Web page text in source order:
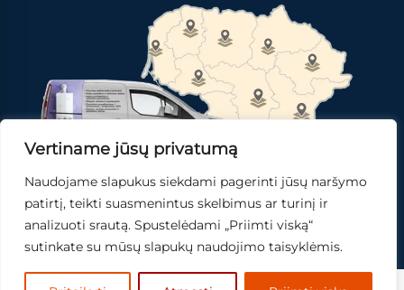
Vertiname jūsų privatumą
Naudojame slapukus siekdami pagerinti jūsų naršymo
patirtį, teikti suasmenintus skelbimus ar turinį ir
analizuoti srautą. Spustelėdami „Priimti viską“
sutinkate su mūsų slapukų naudojimo taisyklėmis.
Registruotis paslaugai Gauti pasiūlymą